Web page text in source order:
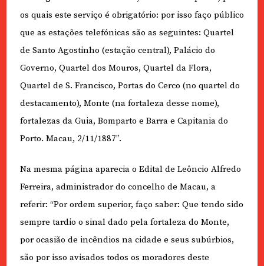
os quais este serviço é obrigatório: por isso faço público
que as estações telefónicas são as seguintes: Quartel
de Santo Agostinho (estação central), Palácio do
Governo, Quartel dos Mouros, Quartel da Flora,
Quartel de S. Francisco, Portas do Cerco (no quartel do
destacamento), Monte (na fortaleza desse nome),
fortalezas da Guia, Bomparto e Barra e Capitania do
Porto. Macau, 2/11/1887”.
Na mesma página aparecia o Edital de Leôncio Alfredo
Ferreira, administrador do concelho de Macau, a
referir: “Por ordem superior, faço saber: Que tendo sido
sempre tardio o sinal dado pela fortaleza do Monte,
por ocasião de incêndios na cidade e seus subúrbios,
são por isso avisados todos os moradores deste